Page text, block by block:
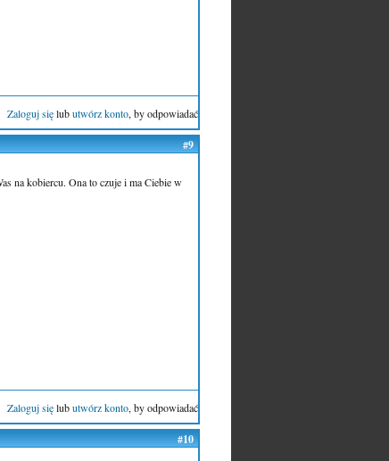
Zaloguj sięlubutwórz konto, by odpowiadać
#9
na kobiercu. Ona to czuje i ma Ciebie w
Zaloguj sięlubutwórz konto, by odpowiadać
#10